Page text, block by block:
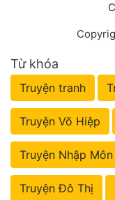
Từ khóa
Truyện tranh
Truyện Võ Hiệp
Truyện Nhập Môn
Truyện Đô Thị